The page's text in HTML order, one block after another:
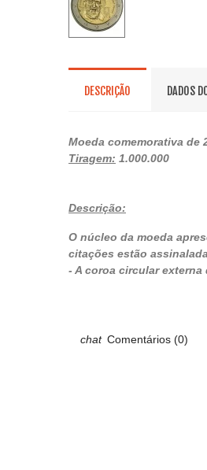
DESCRIÇÃO DADOS
Moeda comemorativa de
Tiragem: 1.000.000
Descrição:
O núcleo da moeda
citações estão
- A coroa circular
Comentários (0)